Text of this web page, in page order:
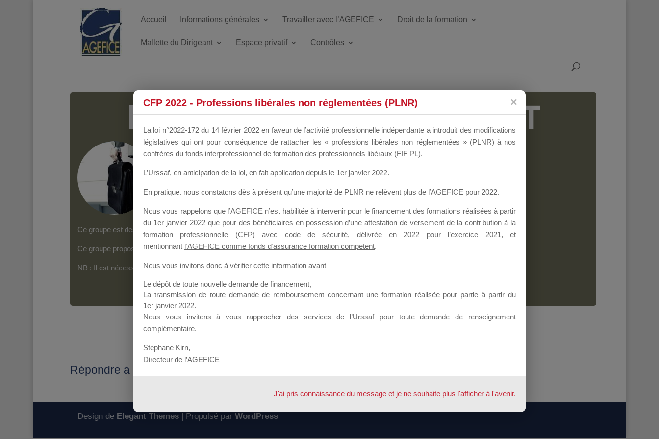
Accueil Informations générales Travailler avec l’AGEFICE Droit de la formation
Mallette du Dirigeant Espace privatif Contrôles
MALLETTE DU DIRIGEANT
Groupe Public il y a un mois
Ce groupe est destiné aux Organismes de Formation qui souhaitent répondre à l’Appel à Propositions Mallette du Dirigeant.
Ce groupe propose un forum dédié au support sur lequel il est possible de laisser un message ou poser une question.
NB : Il est nécessaire d’êtreinscrit(e)pour pouvoir rejoindre ce groupe
Répondre à : MDD 2018
Design de Elegant Themes| Propulsé par WordPress
CFP 2022 - Professions libérales non réglementées (PLNR)
La loi n°2022-172 du 14 février 2022 en faveur de l’activité professionnelle indépendante a introduit des modifications
législatives qui ont pour conséquence de rattacher les « professions libérales non réglementées » (PLNR) à nos
confrères du fonds interprofessionnel de formation des professionnels libéraux (FIF PL).
L’Urssaf, en anticipation de la loi, en fait application depuis le 1er janvier 2022.
En pratique, nous constatons dès à présent qu’une majorité de PLNR ne relèvent plus de l’AGEFICE pour 2022.
Nous vous rappelons que l’AGEFICE n’est habilitée à intervenir pour le financement des formations réalisées à partir
du 1er janvier 2022 que pour des bénéficiaires en possession d’une attestation de versement de la contribution à la
formation professionnelle (CFP) avec code de sécurité, délivrée en 2022 pour l’exercice 2021, et
mentionnant l’AGEFICE comme fonds d’assurance formation compétent.
Nous vous invitons donc à vérifier cette information avant :
Le dépôt de toute nouvelle demande de financement,
La transmission de toute demande de remboursement concernant une formation réalisée pour partie à partir du
1er janvier 2022.
Nous vous invitons à vous rapprocher des services de l’Urssaf pour toute demande de renseignement
complémentaire.
Stéphane Kirn,
Directeur de l’AGEFICE
J'ai pris connaissance du message et je ne souhaite plus l'afficher à l'avenir.